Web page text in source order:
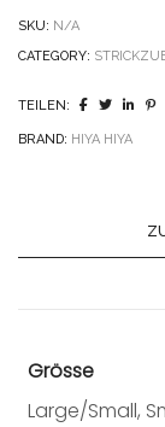
SKU: N/A
CATEGORY:
TEILEN:
BRAND: HIYA HIYA
Grösse
Large/Small,